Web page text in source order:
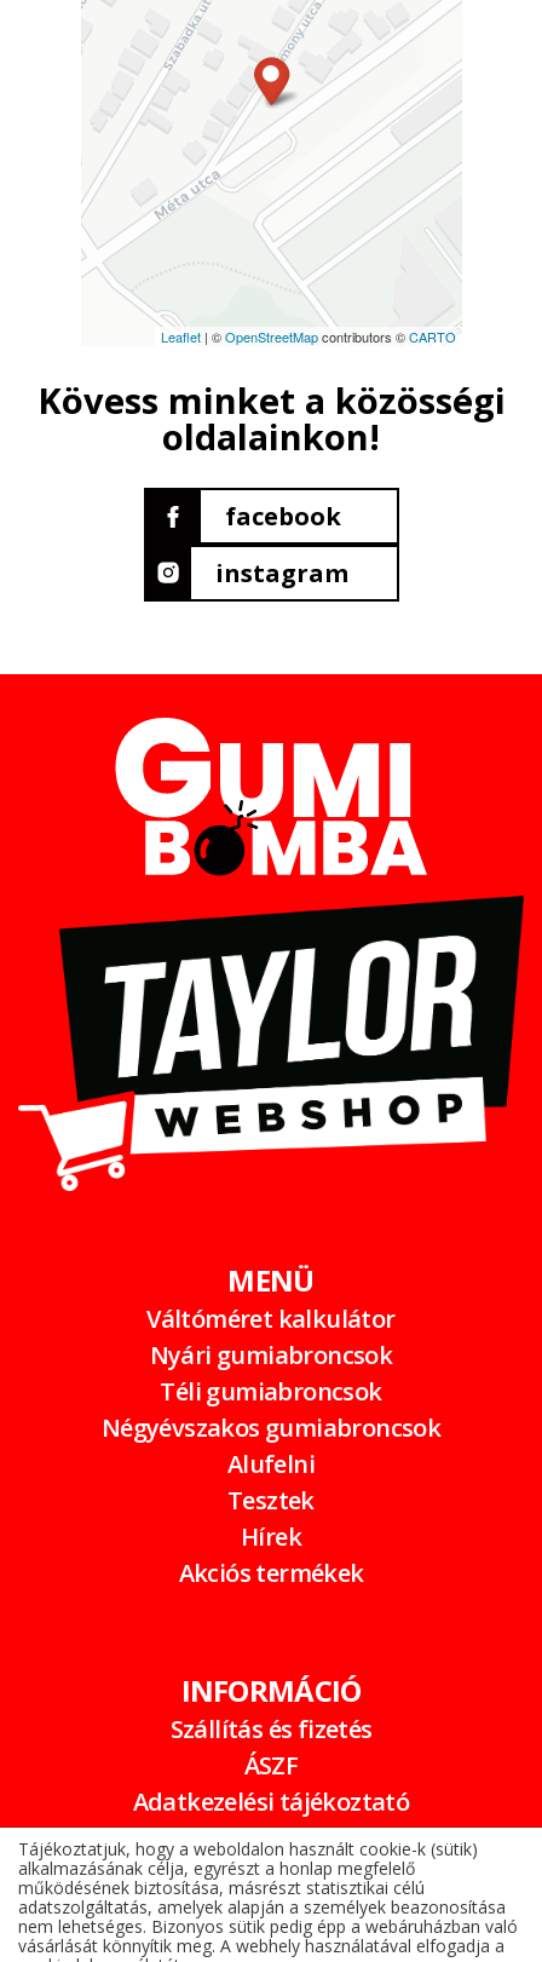
Leaflet| ©OpenStreetMapcontributors ©CARTO
Kövess minket a közösségi
oldalainkon!
facebook
instagram
MENÜ
Váltóméret kalkulátor
Nyári gumiabroncsok
Téli gumiabroncsok
Négyévszakos gumiabroncsok
Alufelni
Tesztek
Hírek
Akciós termékek
INFORMÁCIÓ
Szállítás és fizetés
ÁSZF
Adatkezelési tájékoztató
Garancia
Online elállási nyilatkozat
Tájékoztatjuk, hogy a weboldalon használt cookie-k (sütik)
alkalmazásának célja, egyrészt a honlap megfelelő
működésének biztosítása, másrészt statisztikai célú
adatszolgáltatás, amelyek alapján a személyek beazonosítása
nem lehetséges. Bizonyos sütik pedig épp a webáruházban való
vásárlását könnyítik meg. A webhely használatával elfogadja a